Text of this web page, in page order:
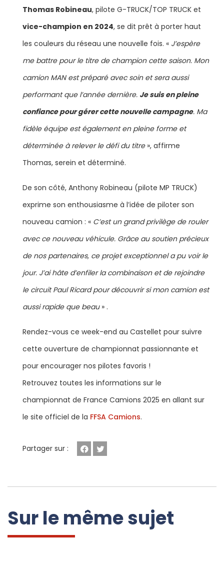
Thomas Robineau, pilote G-TRUCK/TOP TRUCK et
vice-champion en 2024, se dit prêt à porter haut
les couleurs du réseau une nouvelle fois. « J’espère
me battre pour le titre de champion cette saison. Mon
camion MAN est préparé avec soin et sera aussi
performant que l’année dernière. Je suis en pleine
confiance pour gérer cette nouvelle campagne. Ma
fidèle équipe est également en pleine forme et
déterminée à relever le défi du titre», affirme
Thomas, serein et déterminé.
De son côté, Anthony Robineau (pilote MP TRUCK)
exprime son enthousiasme à l’idée de piloter son
nouveau camion : « C’est un grand privilège de rouler
avec ce nouveau véhicule. Grâce au soutien précieux
de nos partenaires, ce projet exceptionnel a pu voir le
jour. J’ai hâte d’enfiler la combinaison et de rejoindre
le circuit Paul Ricard pour découvrir si mon camion est
aussi rapide que beau» .
Rendez-vous ce week-end au Castellet pour suivre
cette ouverture de championnat passionnante et
pour encourager nos pilotes favoris !
Retrouvez toutes les informations sur le
championnat de France Camions 2025 en allant sur
le site officiel de la FFSA Camions.
Partager sur : Facebook
Sur le même sujet